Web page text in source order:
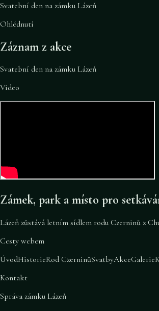
Svatební den na zámku Lázeň
Ohlédnutí
Záznam z akce
Svatební den na zámku Lázeň
Video
Zámek, park a místo pro
Lázeň zůstává letním sídlem rodu Czerninů z
Cesty webem
ÚvodHistorieRod CzerninůSvatbyAkceGalerie
Kontakt
Správa zámku Lázeň